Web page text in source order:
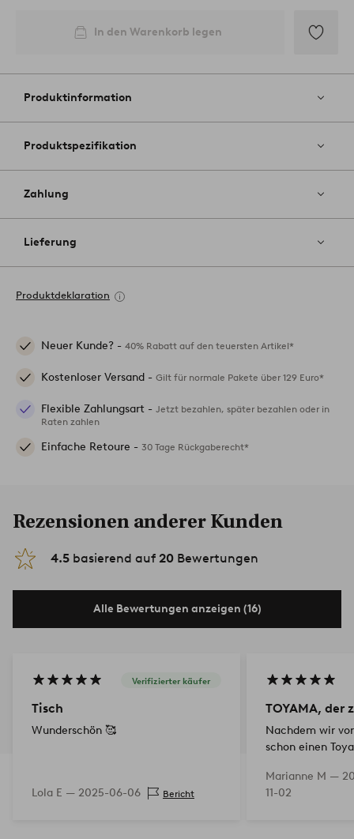
In den Warenkorb legen
Favoriten
Produktinformation
Produktspezifikation
Zahlung
Lieferung
Produktdeklaration
Neuer Kunde? - 40% Rabatt auf den teuersten Artikel*
Kostenloser Versand - Gilt für normale Pakete über 129 Euro*
Flexible Zahlungsart - Jetzt bezahlen, später bezahlen oder in
Raten zahlen
Einfache Retoure - 30 Tage Rückgaberecht*
Rezensionen anderer Kunden
4.5 basierend auf 20 Bewertungen
Alle Bewertungen anzeigen (16)
Verifizierter käufer
Tisch
Wunderschön 🥰
Lola E — 2025-06-06 Bericht
TOYAMA, der
Nachdem wir
schon einen
haben wir uns
mobilen
Marianne M —
11-02